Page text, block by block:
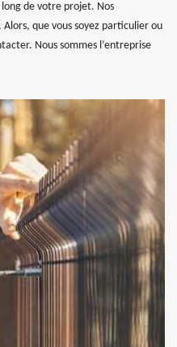
de votre projet. Nos
que vous soyez particulier ou
Nous sommes l’entreprise